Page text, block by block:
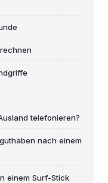
telefonieren?
nach einem
einem Surf-Stick